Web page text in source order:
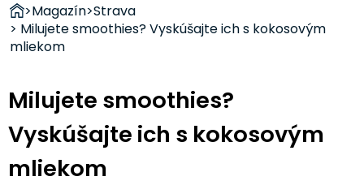
ZDRAVÉ
RÝCHLOVKY
>Magazín>Strava
> Milujete smoothies? Vyskúšajte ich s kokosovým
mliekom
Milujete smoothies?
Vyskúšajte ich s kokosovým
mliekom